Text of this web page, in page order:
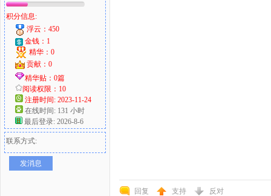
积分信息:
浮云：450
金钱：1
精华：0
贡献：0
精华贴：0篇
阅读权限：10
注册时间: 2023-11-24
在线时间: 131 小时
最后登录: 2026-8-6
联系方式:
发消息
回复 支持 反对